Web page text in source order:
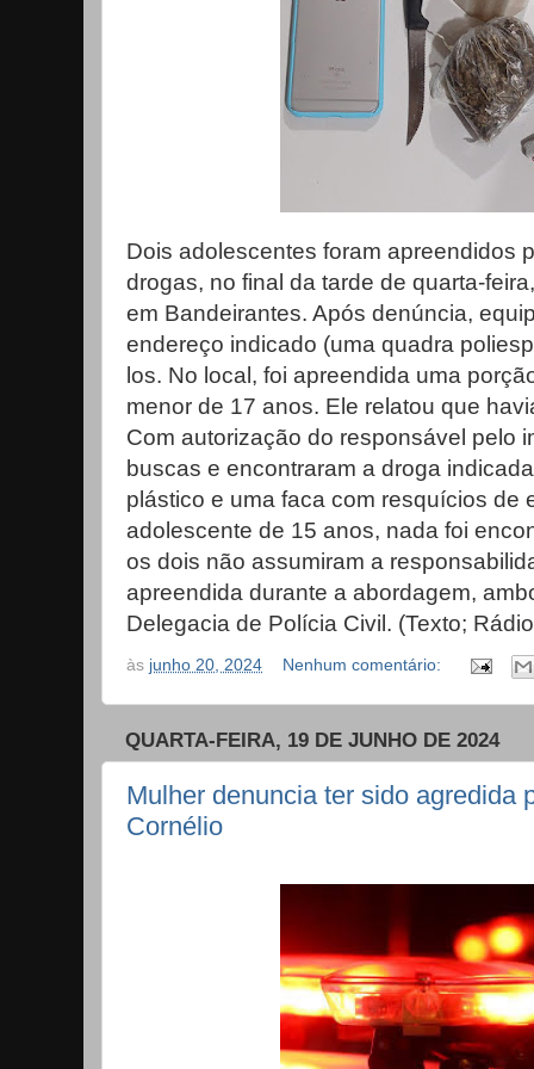
Dois adolescentes foram apreendidos
drogas, no final da tarde de quarta-
em Bandeirantes. Após denúncia,
endereço indicado (uma quadra
los. No local, foi apreendida uma
menor de 17 anos. Ele relatou que
Com autorização do responsável pelo
buscas e encontraram a droga
plástico e uma faca com resquícios de
adolescente de 15 anos, nada foi
os dois não assumiram a
apreendida durante a abordagem,
Delegacia de Polícia Civil. (Texto;
às junho 20, 2024 Nenhum comentário:
QUARTA-FEIRA, 19 DE JUNHO DE 2024
Mulher denuncia ter sido agredida
Cornélio